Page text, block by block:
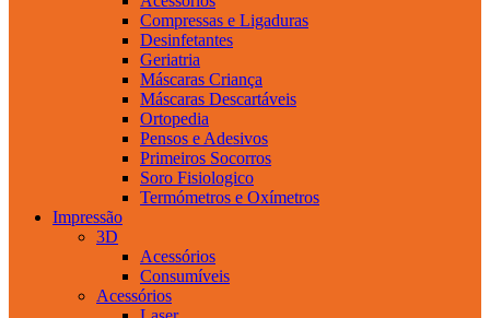
Compressas e Ligaduras
Desinfetantes
Geriatria
Máscaras Criança
Máscaras Descartáveis
Ortopedia
Pensos e Adesivos
Primeiros Socorros
Soro Fisiologico
Termómetros e Oxímetros
Impressão
3D
Acessórios
Consumíveis
Acessórios